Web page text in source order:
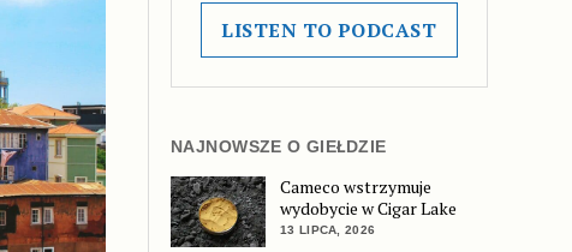
LISTEN TO PODCAST
NAJNOWSZE O GIEŁDZIE
Cameco wstrzymuje
wydobycie w Cigar Lake
13 LIPCA, 2026